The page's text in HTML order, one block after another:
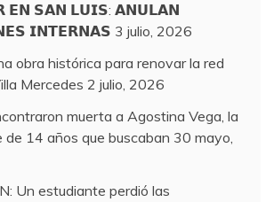
𝗘𝗡 𝗦𝗔𝗡 𝗟𝗨𝗜𝗦: 𝗔𝗡𝗨𝗟𝗔𝗡
𝗜𝗡𝗧𝗘𝗥𝗡𝗔𝗦 3 julio, 2026
obra histórica para renovar la red
Mercedes 2 julio, 2026
muerta a Agostina Vega, la
de 14 años que buscaban 30 mayo,
Un estudiante perdió las